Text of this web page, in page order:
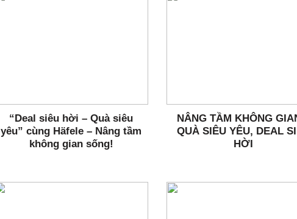
“Deal siêu hời – Quà siêu
yêu” cùng Häfele – Nâng tầm
không gian sống!
NÂNG TẦM KHÔNG
QUÀ SIÊU YÊU, DEAL
HỜI